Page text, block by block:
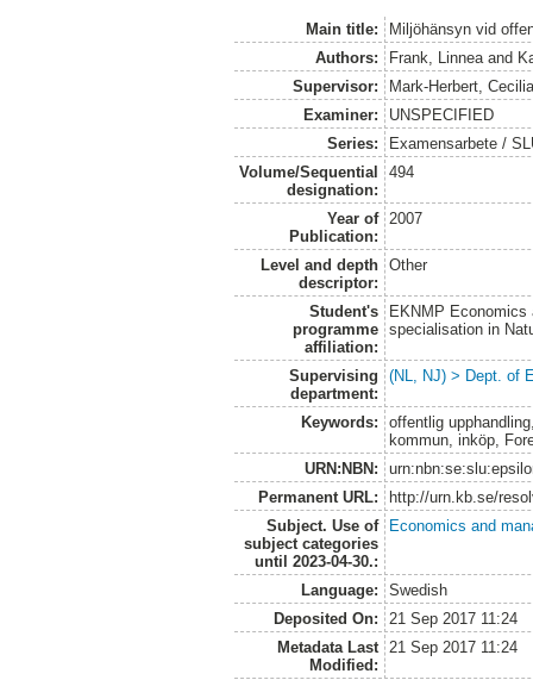
Main title:
Miljöhänsyn vid
Authors:
Frank, Linneaand
Supervisor:
Mark-Herbert,
Examiner:
UNSPECIFIED
Series:
Examensarbete /
Volume/Sequential
designation:
494
Year of
Publication:
2007
Level and depth
descriptor:
Other
Student's
programme
affiliation:
EKNMP Economics
specialisation in
Supervising
department:
(NL, NJ) > Dept. of
Keywords:
offentlig
kommun, inköp,
URN:NBN:
Permanent URL:
http://urn.kb.se/
Subject. Use of
subject categories
until 2023-04-30.:
Economics and
Language:
Swedish
Deposited On:
21 Sep 2017 11:24
Metadata Last
Modified:
21 Sep 2017 11:24